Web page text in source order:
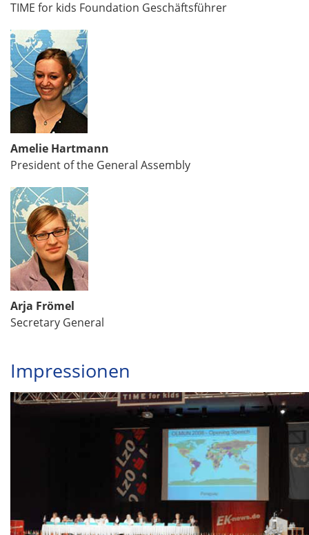
TIME for kids Foundation Geschäftsführer
Amelie Hartmann
President of the General Assembly
Arja Frömel
Secretary General
Impressionen